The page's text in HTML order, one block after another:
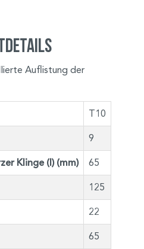
Auflistung der
T10
9
Klinge (I) (mm) 65
125
22
65